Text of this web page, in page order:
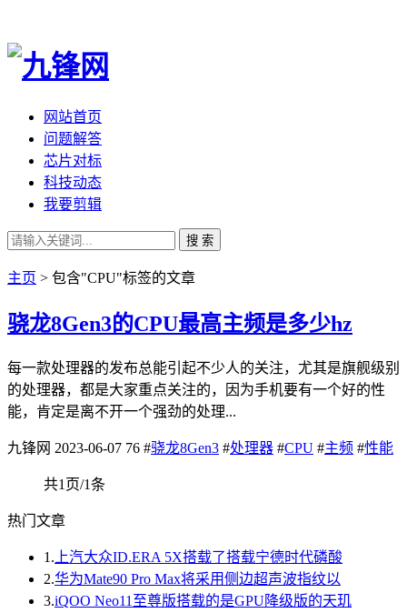
网站首页
问题解答
芯片对标
科技动态
我要剪辑
搜 索
主页 > 包含"CPU"标签的文章
骁龙8Gen3的CPU最高主频是多少hz
每一款处理器的发布总能引起不少人的关注，尤其是旗舰级别
的处理器，都是大家重点关注的，因为手机要有一个好的性
能，肯定是离不开一个强劲的处理...
九锋网 2023-06-07 76 #骁龙8Gen3 #处理器 #CPU #主频 #性能
共1页/1条
热门文章
1. 上汽大众ID.ERA 5X搭载了搭载宁德时代磷酸
2.华为Mate90 Pro Max将采用侧边超声波指纹以
3.iQOO Neo11至尊版搭载的是GPU降级版的天玑